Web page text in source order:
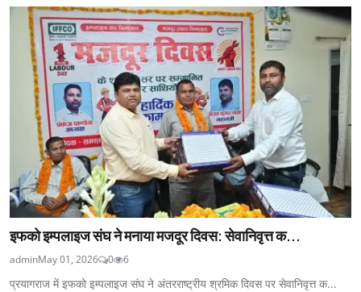
इफको इम्पलाइज संघ ने मनाया मजदूर दिवस: सेवानिवृत्त क...
adminMay 01, 2026 0 6
प्रयागराज में इफको इम्पलाइज संघ ने अंतरराष्ट्रीय श्रमिक दिवस पर सेवानिवृत्त क...